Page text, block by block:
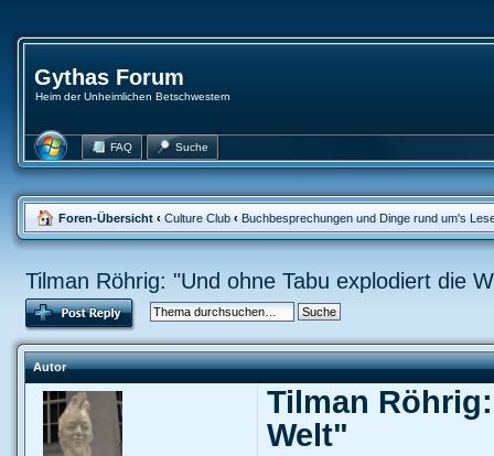
Gythas Forum
Heim der Unheimlichen Betschwestern
FAQ Suche
Foren-Übersicht ‹ Culture Club ‹ Buchbesprechungen und Dinge rund um's
Tilman Röhrig: "Und ohne Tabu explodiert die
Autor
Tilman
Welt"